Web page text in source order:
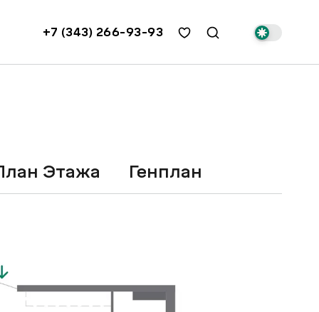
+7 (343) 266-93-93
План Этажа Генплан